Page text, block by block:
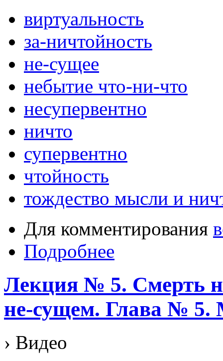
виртуальность
за-ничтойность
не-сущее
небытие что-ни-что
несупервентно
ничто
супервентно
чтойность
тождество мысли и
Для комментирования
Подробнее
Лекция № 5. Смерть
не-сущем. Глава №
› Видео